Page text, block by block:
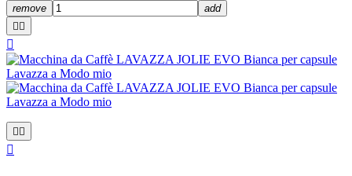
remove
add



